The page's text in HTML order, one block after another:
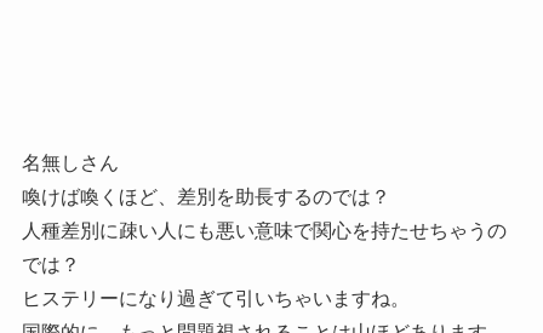
名無しさん
喚けば喚くほど、差別を助長するのでは？
人種差別に疎い人にも悪い意味で関心を持たせちゃうの
では？
ヒステリーになり過ぎて引いちゃいますね。